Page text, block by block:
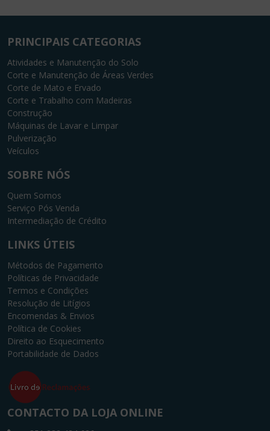
PRINCIPAIS CATEGORIAS
Atividades e Manutenção do Solo
Corte e Manutenção de Áreas Verdes
Corte de Mato e Ervado
Corte e Trabalho com Madeiras
Construção
Máquinas de Lavar e Limpar
Pulverização
Veículos
SOBRE NÓS
Quem Somos
Serviço Pós Venda
Intermediação de Crédito
LINKS ÚTEIS
Métodos de Pagamento
Políticas de Privacidade
Termos e Condições
Resolução de Litígios
Encomendas & Envios
Política de Cookies
Direito ao Esquecimento
Portabilidade de Dados
CONTACTO DA LOJA ONLINE